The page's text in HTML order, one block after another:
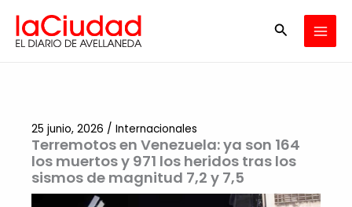
contenido
Buscar
Terremotos en Venezuela: ya son 164
los muertos y 971 los heridos tras los
sismos de magnitud 7,2 y 7,5
25 junio, 2026 / Internacionales